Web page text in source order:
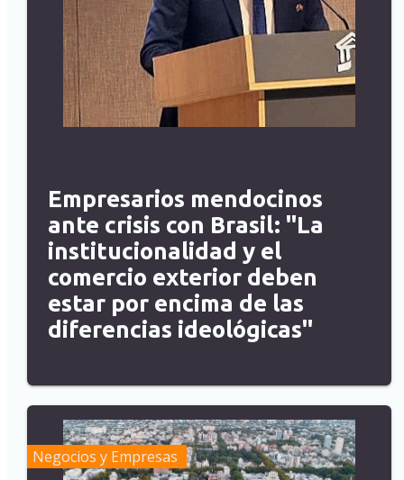
Empresarios mendocinos
ante crisis con Brasil: "La
institucionalidad y el
comercio exterior deben
estar por encima de las
diferencias ideológicas"
Negocios y Empresas